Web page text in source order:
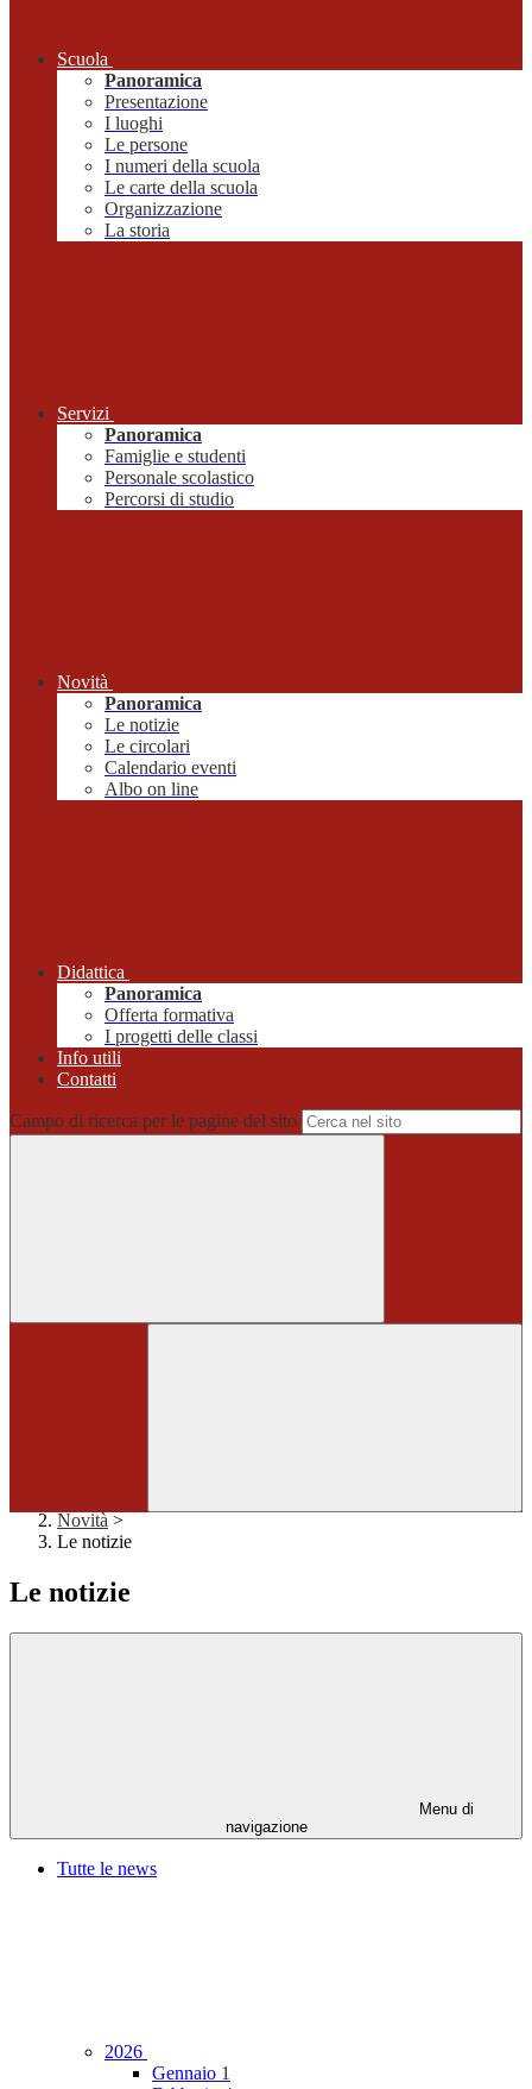
Scuola
Panoramica
Presentazione
I luoghi
Le persone
I numeri della scuola
Le carte della scuola
Organizzazione
La storia
Servizi
Panoramica
Famiglie e studenti
Personale scolastico
Percorsi di studio
Novità
Panoramica
Le notizie
Le circolari
Calendario eventi
Albo on line
Didattica
Panoramica
Offerta formativa
I progetti delle classi
Info utili
Contatti
Campo di ricerca per le pagine del sito
Novità >
Le notizie
Le notizie
Menu di
navigazione
Tutte le news
2026
Gennaio 1